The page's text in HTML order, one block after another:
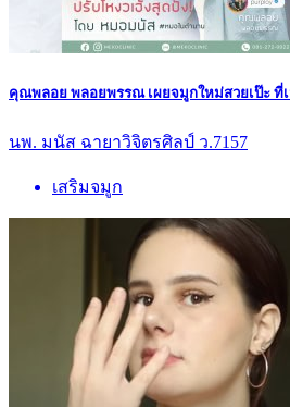
คุณพลอย พลอยพรรณ เผยจมูกใหม่สวยเป๊ะ ที่
นพ. มนัส ฉายาวิจิตรศิลป์ ว.7157
เสริมจมูก